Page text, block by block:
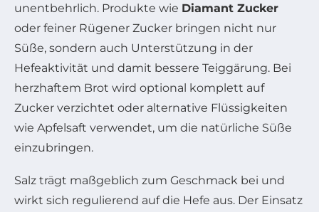
unentbehrlich. Produkte wie Diamant Zucker
oder feiner Rügener Zucker bringen nicht nur
Süße, sondern auch Unterstützung in der
Hefeaktivität und damit bessere Teiggärung. Bei
herzhaftem Brot wird optional komplett auf
Zucker verzichtet oder alternative Flüssigkeiten
wie Apfelsaft verwendet, um die natürliche Süße
einzubringen.
Salz trägt maßgeblich zum Geschmack bei und
wirkt sich regulierend auf die Hefe aus. Der Einsatz